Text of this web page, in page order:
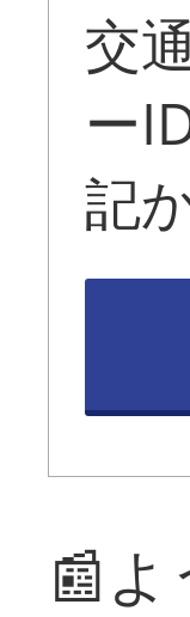
交
ー
記
📰